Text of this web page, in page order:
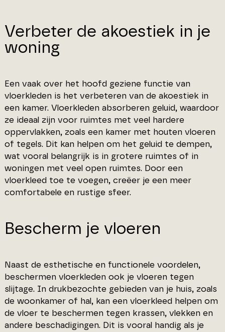
Verbeter de akoestiek in je
woning
Een vaak over het hoofd geziene functie van
vloerkleden is het verbeteren van de akoestiek in
een kamer. Vloerkleden absorberen geluid, waardoor
ze ideaal zijn voor ruimtes met veel hardere
oppervlakken, zoals een kamer met houten vloeren
of tegels. Dit kan helpen om het geluid te dempen,
wat vooral belangrijk is in grotere ruimtes of in
woningen met veel open ruimtes. Door een
vloerkleed toe te voegen, creëer je een meer
comfortabele en rustige sfeer.
Bescherm je vloeren
Naast de esthetische en functionele voordelen,
beschermen vloerkleden ook je vloeren tegen
slijtage. In drukbezochte gebieden van je huis, zoals
de woonkamer of hal, kan een vloerkleed helpen om
de vloer te beschermen tegen krassen, vlekken en
andere beschadigingen. Dit is vooral handig als je